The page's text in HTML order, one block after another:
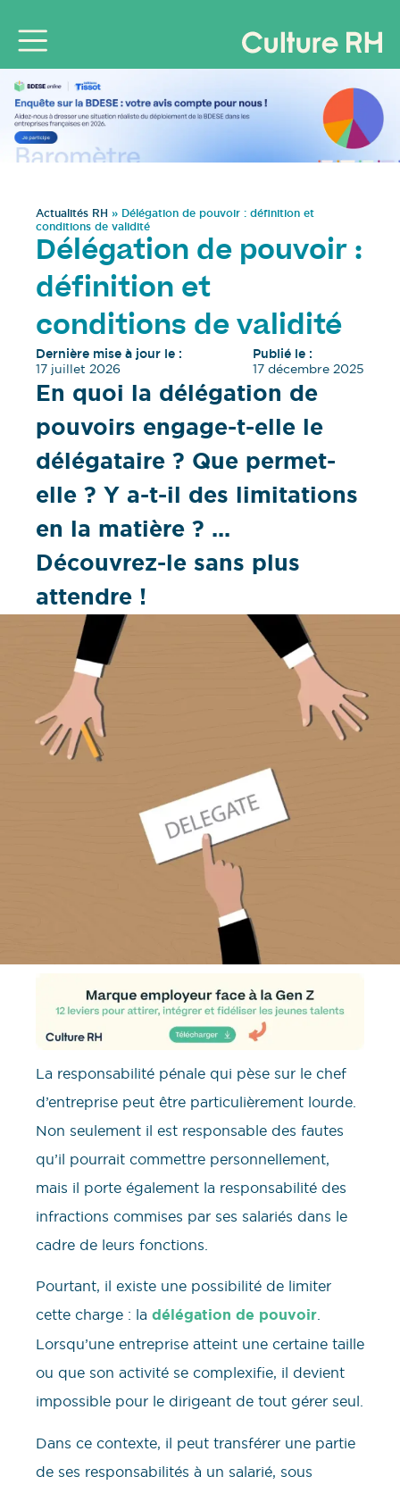
Actualités RH » Délégation de pouvoir : définition et
conditions de validité
Délégation de pouvoir :
définition et
conditions de validité
Dernière mise à jour le :
17 juillet 2026
Publié le :
17 décembre 2025
En quoi la délégation de
pouvoirs engage-t-elle le
délégataire ? Que permet-
elle ? Y a-t-il des limitations
en la matière ? ...
Découvrez-le sans plus
attendre !
La responsabilité pénale qui pèse sur le chef
d’entreprise peut être particulièrement lourde.
Non seulement il est responsable des fautes
qu’il pourrait commettre personnellement,
mais il porte également la responsabilité des
infractions commises par ses salariés dans le
cadre de leurs fonctions.
Pourtant, il existe une possibilité de limiter
cette charge : la délégation de pouvoir.
Lorsqu’une entreprise atteint une certaine taille
ou que son activité se complexifie, il devient
impossible pour le dirigeant de tout gérer seul.
Dans ce contexte, il peut transférer une partie
de ses responsabilités à un salarié, sous